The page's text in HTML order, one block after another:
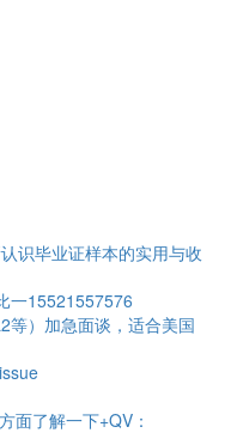
识毕业证样本的实用与收
一15521557576
等）加急面谈，适合美国
面了解一下+QV：